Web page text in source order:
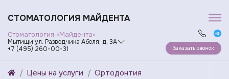
СТОМАТОЛОГИЯ МАЙДЕНТА
Стоматология «Майдента»
Мытищи ул. Разведчика Абеля, д. 3А
+7 (495) 260-00-31
Заказать звонок
Цены на услуги Ортодонтия